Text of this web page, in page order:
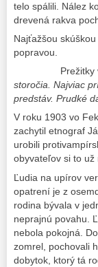
telo spálili. Nález
drevená rakva
Najťažšou
popravou.
Prežitky
storočia. Najviac
predstáv. Prudké
V roku 1903 vo
zachytil etnograf
urobili
obyvateľov si to
Ľudia na upírov
opatrení je z
rodina bývala v
neprajnú povahu.
nebola pokojná.
zomrel, pochovali
dobytok, ktorý tá